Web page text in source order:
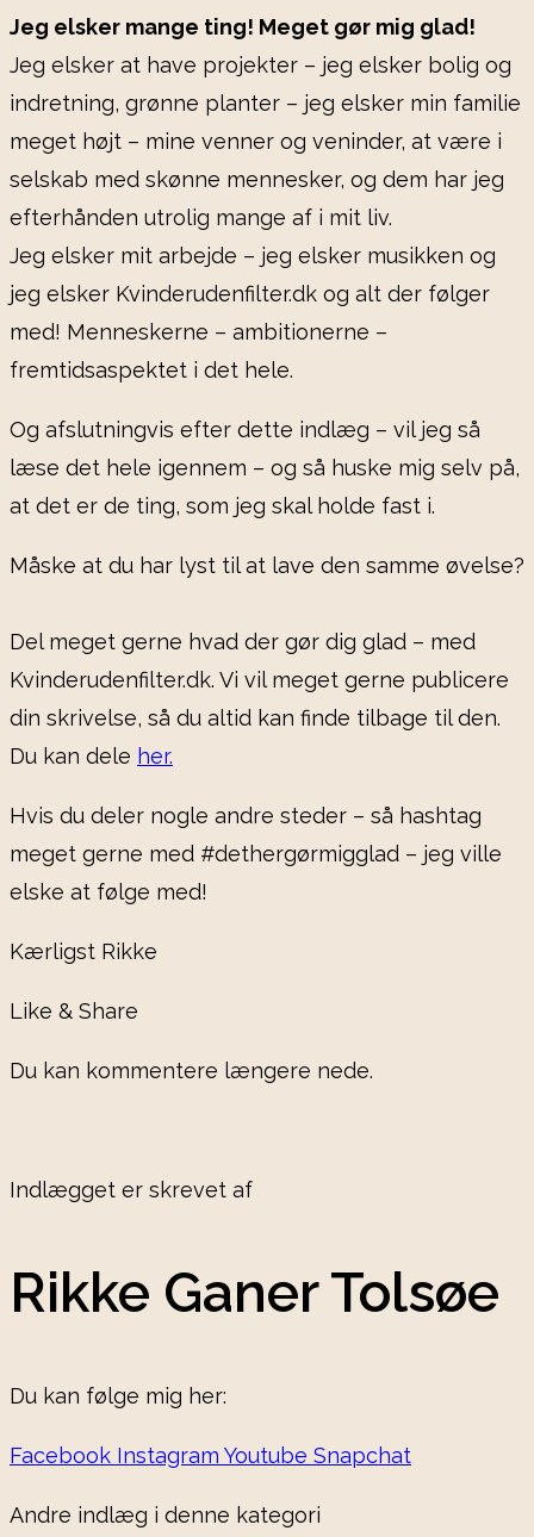
Jeg elsker mange ting! Meget gør mig glad!
Jeg elsker at have projekter – jeg elsker bolig og
indretning, grønne planter – jeg elsker min familie
meget højt – mine venner og veninder, at være i
selskab med skønne mennesker, og dem har jeg
efterhånden utrolig mange af i mit liv.
Jeg elsker mit arbejde – jeg elsker musikken og
jeg elsker Kvinderudenfilter.dk og alt der følger
med! Menneskerne – ambitionerne –
fremtidsaspektet i det hele.
Og afslutningvis efter dette indlæg – vil jeg så
læse det hele igennem – og så huske mig selv på,
at det er de ting, som jeg skal holde fast i.
Måske at du har lyst til at lave den samme øvelse?
Del meget gerne hvad der gør dig glad – med
Kvinderudenfilter.dk. Vi vil meget gerne publicere
din skrivelse, så du altid kan finde tilbage til den.
Du kan dele her.
Hvis du deler nogle andre steder – så hashtag
meget gerne med #dethergørmigglad – jeg ville
elske at følge med!
Kærligst Rikke
Like & Share
Du kan kommentere længere nede.
Indlægget er skrevet af
Rikke Ganer Tolsøe
Du kan følge mig her:
Facebook Instagram Youtube Snapchat
Andre indlæg i denne kategori